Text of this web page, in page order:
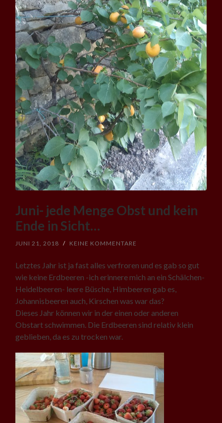
Juni- jede Menge Obst und kein
Ende in Sicht…
JUNI 21, 2018 / KEINE KOMMENTARE
Letztes Jahr ist ja fast alles verfroren und es gab so gut
wie keine Erdbeeren -ich erinnere mich an ein Schälchen-
Heidelbeeren- leere Büsche, Himbeeren gab es,
Johannisbeeren auch, Kirschen was war das?
Dieses Jahr können wir in der einen oder anderen
Obstart schwimmen. Die Erdbeeren sind relativ klein
geblieben, da es zu trocken war.